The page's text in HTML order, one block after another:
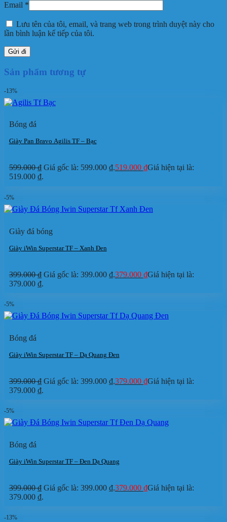
Email *
Lưu tên của tôi, email, và trang web trong trình duyệt này cho
lần bình luận kế tiếp của tôi.
Sản phẩm tương tự
-13%
Bóng đá
Giày Pan Bravo Agilis TF – Bạc
599.000₫ Giá gốc là: 599.000 ₫.519.000 ₫Giá hiện tại là:
519.000 ₫.
-5%
Giày đá bóng
Giày iWin Superstar TF – Xanh Đen
399.000₫ Giá gốc là: 399.000 ₫.379.000 ₫Giá hiện tại là:
379.000 ₫.
-5%
Bóng đá
Giày iWin Superstar TF – Dạ Quang Đen
399.000₫ Giá gốc là: 399.000 ₫.379.000 ₫Giá hiện tại là:
379.000 ₫.
-5%
Bóng đá
Giày iWin Superstar TF – Đen Dạ Quang
399.000₫ Giá gốc là: 399.000 ₫.379.000 ₫Giá hiện tại là:
379.000 ₫.
-13%